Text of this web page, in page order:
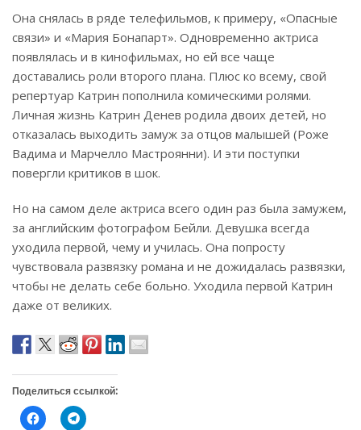
Она снялась в ряде телефильмов, к примеру, «Опасные
связи» и «Мария Бонапарт». Одновременно актриса
появлялась и в кинофильмах, но ей все чаще
доставались роли второго плана. Плюс ко всему, свой
репертуар Катрин пополнила комическими ролями.
Личная жизнь Катрин Денев родила двоих детей, но
отказалась выходить замуж за отцов малышей (Роже
Вадима и Марчелло Мастроянни). И эти поступки
повергли критиков в шок.
Но на самом деле актриса всего один раз была замужем,
за английским фотографом Бейли. Девушка всегда
уходила первой, чему и училась. Она попросту
чувствовала развязку романа и не дожидалась развязки,
чтобы не делать себе больно. Уходила первой Катрин
даже от великих.
Поделиться ссылкой:
Н
а
Н
а